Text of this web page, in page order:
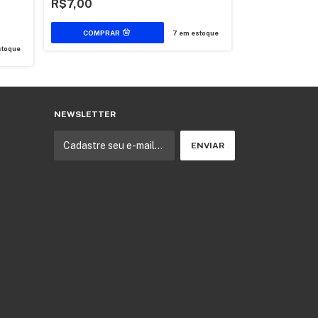
R$7,00
7 em estoque
NEWSLETTER